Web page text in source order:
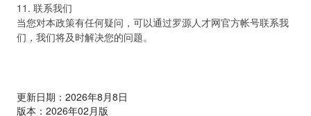
11. 联系我们
当您对本政策有任何疑问，可以通过罗源人才网官方帐号联系我
们，我们将及时解决您的问题。
更新日期：2026年8月8日
版本：2026年02月版